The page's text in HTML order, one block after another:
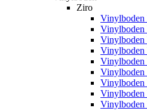
Ziro
Vinylboden
Vinylboden